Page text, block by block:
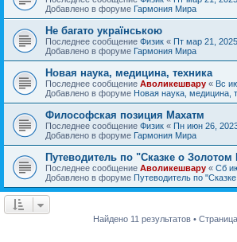
Добавлено в форуме Гармония Мира
Не багато українською
Последнее сообщение Физик « Пт мар 21,
Добавлено в форуме Гармония Мира
Новая наука, медицина, техника
Последнее сообщение Аволикешвару « Вс
Добавлено в форуме Новая наука, медицина,
Философская позиция Махатм
Последнее сообщение Физик « Пн июн 26,
Добавлено в форуме Гармония Мира
Путеводитель по "Сказке о Золотом
Последнее сообщение Аволикешвару « Сб
Добавлено в форуме Путеводитель по
Найдено 11 результатов • Страница